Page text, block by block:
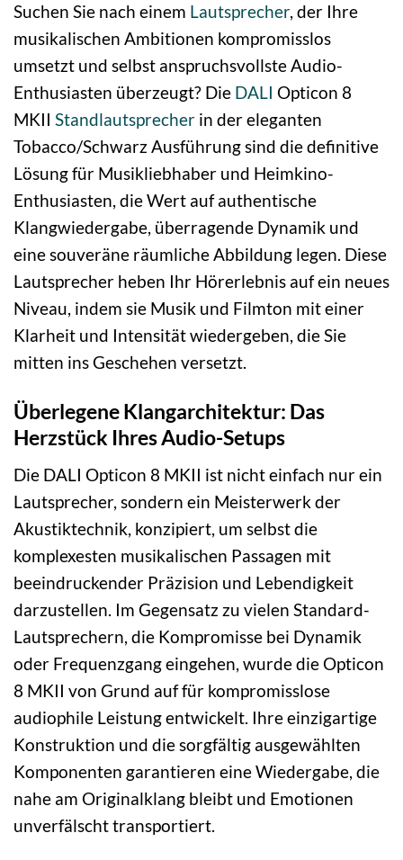
Suchen Sie nach einem Lautsprecher, der Ihre
musikalischen Ambitionen kompromisslos
umsetzt und selbst anspruchsvollste Audio-
Enthusiasten überzeugt? Die DALI Opticon 8
MKII Standlautsprecher in der eleganten
Tobacco/Schwarz Ausführung sind die definitive
Lösung für Musikliebhaber und Heimkino-
Enthusiasten, die Wert auf authentische
Klangwiedergabe, überragende Dynamik und
eine souveräne räumliche Abbildung legen. Diese
Lautsprecher heben Ihr Hörerlebnis auf ein neues
Niveau, indem sie Musik und Filmton mit einer
Klarheit und Intensität wiedergeben, die Sie
mitten ins Geschehen versetzt.
Überlegene Klangarchitektur: Das
Herzstück Ihres Audio-Setups
Die DALI Opticon 8 MKII ist nicht einfach nur ein
Lautsprecher, sondern ein Meisterwerk der
Akustiktechnik, konzipiert, um selbst die
komplexesten musikalischen Passagen mit
beeindruckender Präzision und Lebendigkeit
darzustellen. Im Gegensatz zu vielen Standard-
Lautsprechern, die Kompromisse bei Dynamik
oder Frequenzgang eingehen, wurde die Opticon
8 MKII von Grund auf für kompromisslose
audiophile Leistung entwickelt. Ihre einzigartige
Konstruktion und die sorgfältig ausgewählten
Komponenten garantieren eine Wiedergabe, die
nahe am Originalklang bleibt und Emotionen
unverfälscht transportiert.